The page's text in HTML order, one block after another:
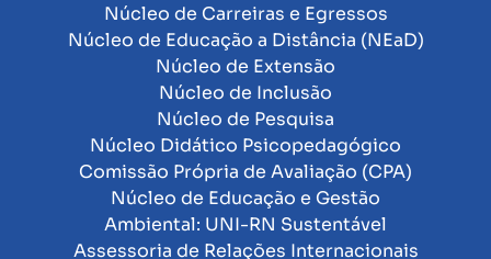
Núcleo de Carreiras e Egressos
Núcleo de Educação a Distância (NEaD)
Núcleo de Extensão
Núcleo de Inclusão
Núcleo de Pesquisa
Núcleo Didático Psicopedagógico
Comissão Própria de Avaliação (CPA)
Núcleo de Educação e Gestão
Ambiental: UNI-RN Sustentável
Assessoria de Relações Internacionais